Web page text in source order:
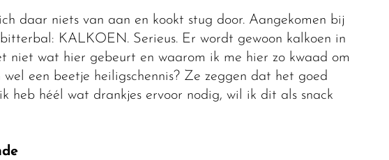
daar niets van aan en kookt stug door. Aangekomen bij
KALKOEN. Serieus. Er wordt gewoon kalkoen in
niet wat hier gebeurt en waarom ik me hier zo kwaad om
een beetje heiligschennis? Ze zeggen dat het goed
heb héél wat drankjes ervoor nodig, wil ik dit als snack